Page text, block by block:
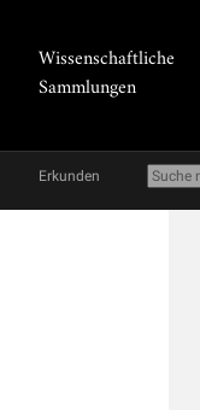
Wissenschaftliche
Sammlungen
Erkunden